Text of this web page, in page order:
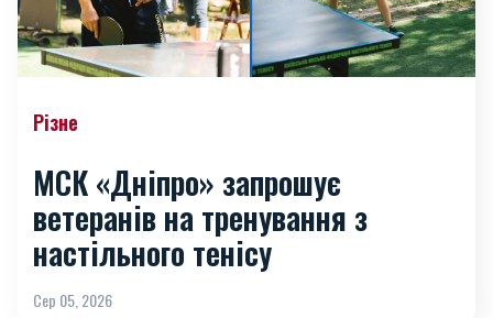
Різне
МСК «Дніпро» запрошує
ветеранів на тренування з
настільного тенісу
Сер 05, 2026